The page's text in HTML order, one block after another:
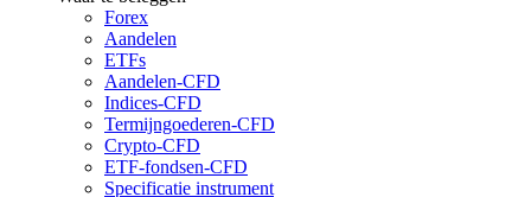
Forex
Aandelen
ETFs
Aandelen-CFD
Indices-CFD
Termijngoederen-CFD
Crypto-CFD
ETF-fondsen-CFD
Specificatie instrument